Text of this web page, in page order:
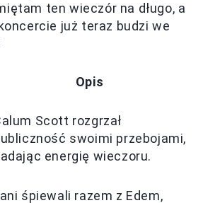
ten wieczór na długo, a
już teraz budzi we
Opis
Scott rozgrzał
swoimi przebojami,
energię wieczoru.
śpiewali razem z Edem,